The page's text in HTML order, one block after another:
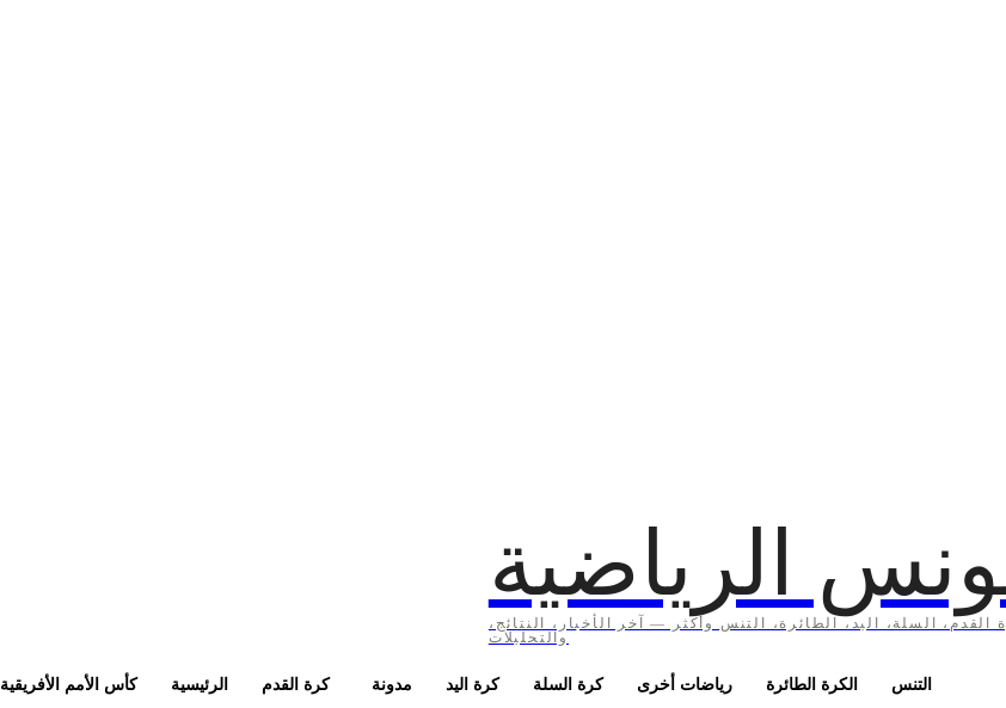
الرياضية
القدم، السلة، اليد، الطائرة، التنس وأكثر — آخر الأخبار، النتائج،
والتحليلات
التنس الكرة الطائرة رياضات أخرى كرة السلة كرة اليد مدونة كرة القدم الرئيسية كأس الأمم الأفريقية 2025